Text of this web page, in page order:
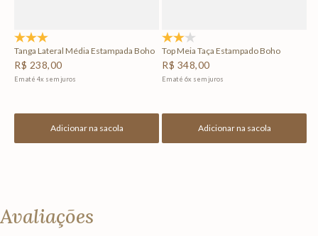
Tanga Lateral Média Estampada Boho
R$ 238,00
Em até 4x sem juros
Adicionar na sacola
Top Meia Taça Estampado Boho
R$ 348,00
Em até 6x sem juros
Adicionar na sacola
Avaliações